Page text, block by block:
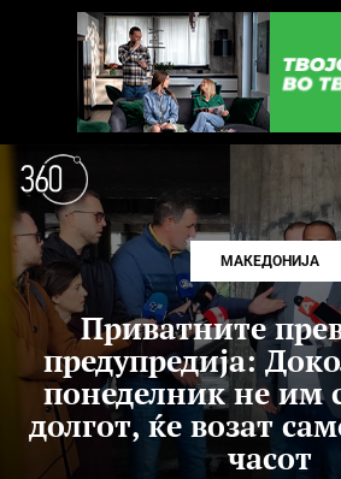
МАКЕДОНИЈА
Приватните
предупредија:
понеделник не им
долгот, ќе возат
часот